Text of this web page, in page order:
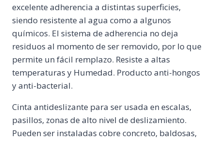
excelente adherencia a distintas superficies,
siendo resistente al agua como a algunos
químicos. El sistema de adherencia no deja
residuos al momento de ser removido, por lo que
permite un fácil remplazo. Resiste a altas
temperaturas y Humedad. Producto anti-hongos
y anti-bacterial.
Cinta antideslizante para ser usada en escalas,
pasillos, zonas de alto nivel de deslizamiento.
Pueden ser instaladas cobre concreto, baldosas,